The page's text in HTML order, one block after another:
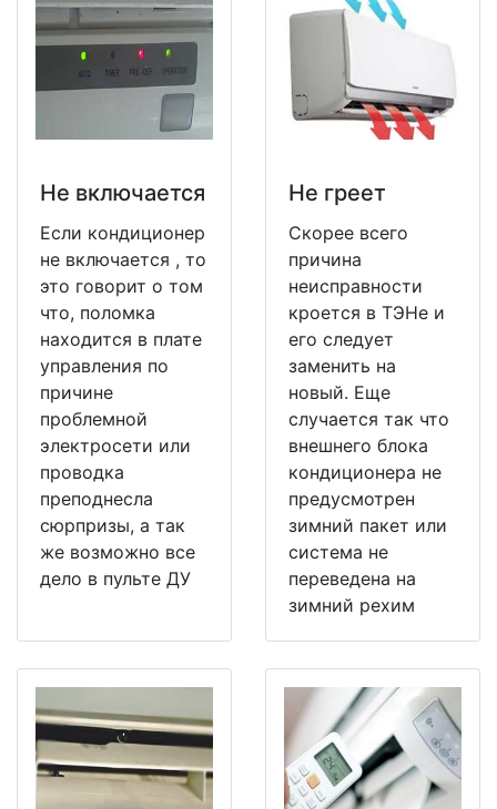
Не включается
Если кондиционер
не включается , то
это говорит о том
что, поломка
находится в плате
управления по
причине
проблемной
электросети или
проводка
преподнесла
сюрпризы, а так
же возможно все
дело в пульте ДУ
Не греет
Скорее всего
причина
неисправности
кроется в ТЭНе и
его следует
заменить на
новый. Еще
случается так что
внешнего блока
кондиционера не
предусмотрен
зимний пакет или
система не
переведена на
зимний рехим